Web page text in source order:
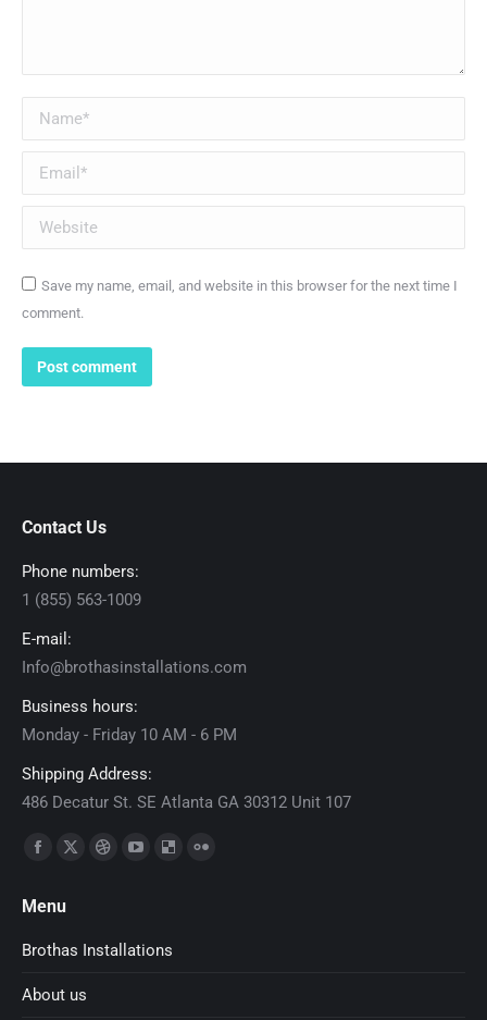
Name *
Email *
Website
Save my name, email, and website in this browser for the next time I
comment.
Post comment
Contact Us
Phone numbers:
1 (855) 563-1009
E-mail:
Info@brothasinstallations.com
Business hours:
Monday - Friday 10 AM - 6 PM
Shipping Address:
486 Decatur St. SE Atlanta GA 30312 Unit 107
Find us on:
Facebook
opens
in
window
X
in
window
Dribbble
in
YouTube
in
Delicious
in
Menu
Brothas Installations
About us